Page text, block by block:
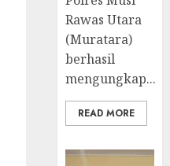
Rawas Utara
(Muratara)
berhasil
mengungkap...
READ MORE